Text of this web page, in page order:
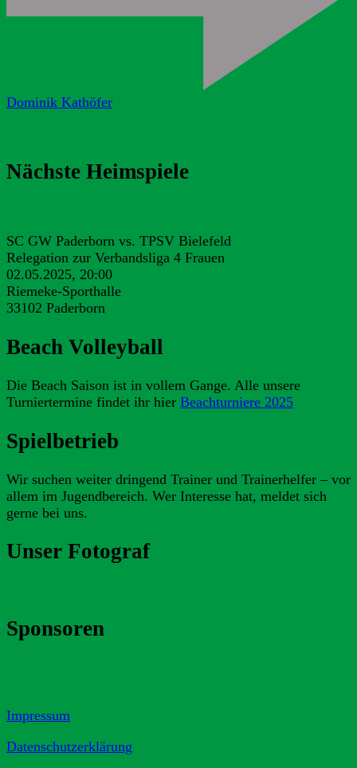
Dominik Kathöfer
Nächste Heimspiele
SC GW Paderborn vs. TPSV Bielefeld
Relegation zur Verbandsliga 4 Frauen
02.05.2025, 20:00
Riemeke-Sporthalle
33102 Paderborn
Beach Volleyball
Die Beach Saison ist in vollem Gange. Alle unsere
Turniertermine findet ihr hier Beachturniere 2025
Spielbetrieb
Wir suchen weiter dringend Trainer und Trainerhelfer – vor
allem im Jugendbereich. Wer Interesse hat, meldet sich
gerne bei uns.
Unser Fotograf
Sponsoren
Impressum
Datenschutzerklärung